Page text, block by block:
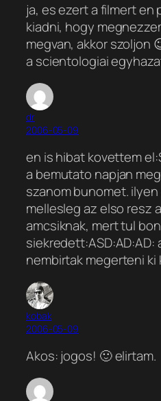
ja, es ezert a filmert
kiadni, hogy
megvan, akkor szoljon
a scientologiai
dr
2006-05-09
en is hibat kovettem
a bemutato napjan
szanom bunomet.
mellesleg az elso resz
amcsiknak, mert tul
siekredett:ASD:AD:AD:
nembirtak megerteni ki
kobak
2006-05-09
Akos: jogos! 🙂 elirtam.